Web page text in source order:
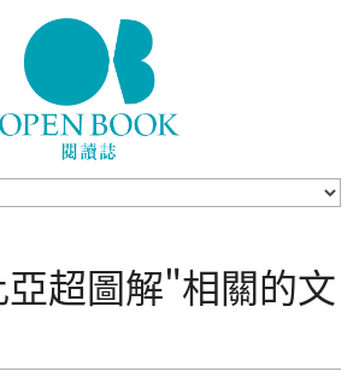
超圖解"相關的文